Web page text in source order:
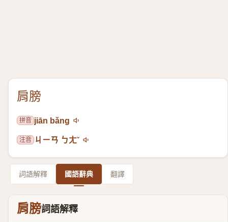
肩膀
拼音 jiān bǎng
注音 ㄐㄧㄢ ㄅㄤˇ
詞語解釋 國語辭典 翻譯
肩膀詞語解釋